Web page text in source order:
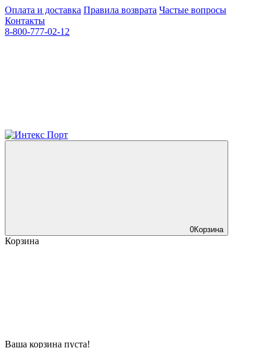
Оплата и доставка Правила возврата Частые вопросы
Контакты
8-800-777-02-12
0Корзина
Корзина
Ваша корзина пуста!